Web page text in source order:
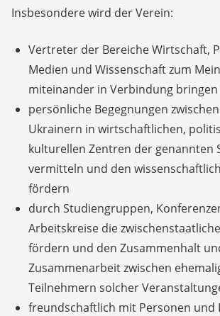
Insbesondere wird der Verein:
Vertreter der Bereiche Wirtschaft,
Medien und Wissenschaft zum
miteinander in Verbindung bringen
persönliche Begegnungen
Ukrainern in wirtschaftlichen,
kulturellen Zentren der genannten
vermitteln und den
fördern
durch Studiengruppen,
Arbeitskreise die
fördern und den Zusammenhalt
Zusammenarbeit zwischen
Teilnehmern solcher
freundschaftlich mit Personen und